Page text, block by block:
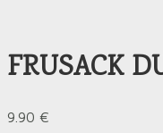
FRUSACK
9.90 €